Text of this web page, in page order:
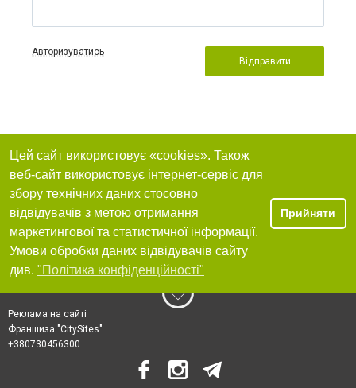
Авторизуватись
Відправити
Цей сайт використовує «cookies». Також
веб-сайт використовує інтернет-сервіс для
збору технічних даних стосовно
відвідувачів з метою отримання
маркетингової та статистичної інформації.
Умови обробки даних відвідувачів сайту
див. "Політика конфіденційності"
Прийняти
Реклама на сайті
Франшиза "CitySites"
+380730456300